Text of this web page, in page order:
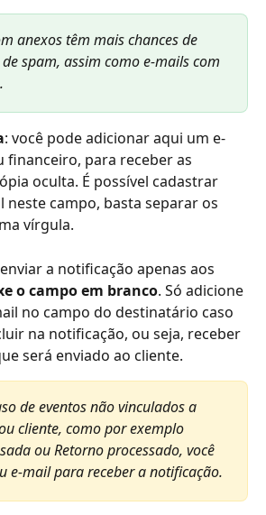
anexos têm mais chances de
spam, assim como e-mails com
: você pode adicionar aqui um e-
financeiro, para receber as
oculta. É possível cadastrar
neste campo, basta separar os
vírgula.
a notificação apenas aos
o campo em branco. Só adicione
no campo do destinatário caso
na notificação, ou seja, receber
será enviado ao cliente.
de eventos não vinculados a
cliente, como por exemplo
ou Retorno processado, você
e-mail para receber a notificação.